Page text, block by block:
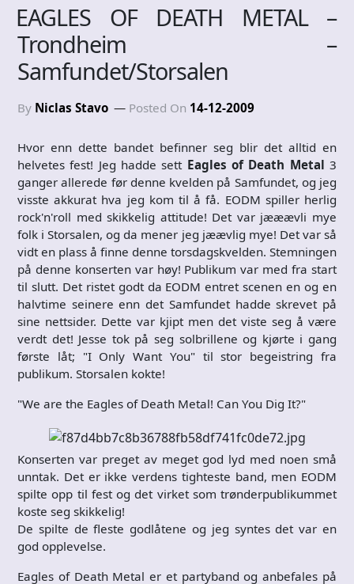
EAGLES OF DEATH METAL –
Trondheim –
Samfundet/Storsalen
By Niclas Stavo Posted On 14-12-2009
Hvor enn dette bandet befinner seg blir det alltid en
helvetes fest! Jeg hadde sett Eagles of Death Metal 3
ganger allerede før denne kvelden på Samfundet, og jeg
visste akkurat hva jeg kom til å få. EODM spiller herlig
rock'n'roll med skikkelig attitude! Det var jææævli mye
folk i Storsalen, og da mener jeg jæævlig mye! Det var så
vidt en plass å finne denne torsdagskvelden. Stemningen
på denne konserten var høy! Publikum var med fra start
til slutt. Det ristet godt da EODM entret scenen en og en
halvtime seinere enn det Samfundet hadde skrevet på
sine nettsider. Dette var kjipt men det viste seg å være
verdt det! Jesse tok på seg solbrillene og kjørte i gang
første låt; "I Only Want You" til stor begeistring fra
publikum. Storsalen kokte!
"We are the Eagles of Death Metal! Can You Dig It?"
Konserten var preget av meget god lyd med noen små
unntak. Det er ikke verdens tighteste band, men EODM
spilte opp til fest og det virket som trønderpublikummet
koste seg skikkelig!
De spilte de fleste godlåtene og jeg syntes det var en
god opplevelse.
Eagles of Death Metal er et partyband og anbefales på